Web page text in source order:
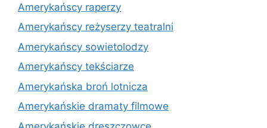
Amerykańscy raperzy
Amerykańscy reżyserzy teatralni
Amerykańscy sowietolodzy
Amerykańscy tekściarze
Amerykańska broń lotnicza
Amerykańskie dramaty filmowe